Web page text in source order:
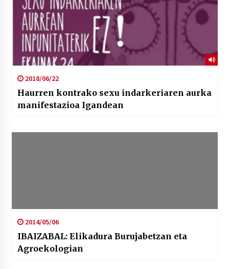
2018/06/22
Haurren kontrako sexu indarkeriaren aurka
manifestazioa Igandean
2014/05/06
IBAIZABAL: Elikadura Burujabetzan eta
Agroekologian